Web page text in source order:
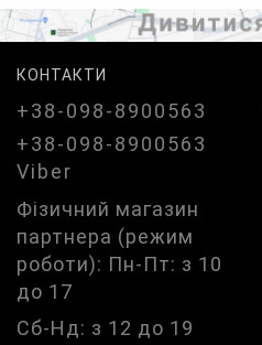
КОНТАКТИ
+38-098-8900563
+38-098-8900563
Viber
Фізичний магазин
партнера (режим
роботи): Пн-Пт: з 10
до 17
Сб-Нд: з 12 до 19